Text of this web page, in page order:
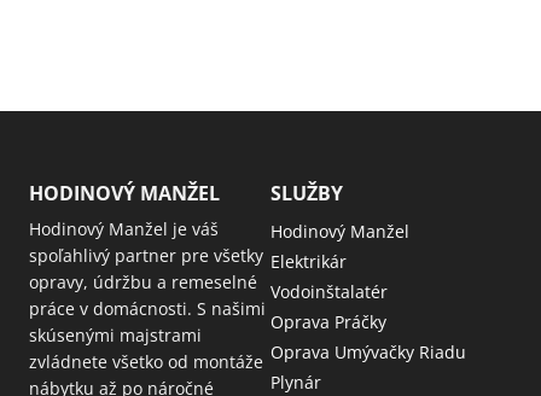
HODINOVÝ MANŽEL
Hodinový Manžel je váš
spoľahlivý partner pre všetky
opravy, údržbu a remeselné
práce v domácnosti. S našimi
skúsenými majstrami
zvládnete všetko od montáže
nábytku až po náročné
SLUŽBY
Hodinový Manžel
Elektrikár
Vodoinštalatér
Oprava Práčky
Oprava Umývačky Riadu
Plynár